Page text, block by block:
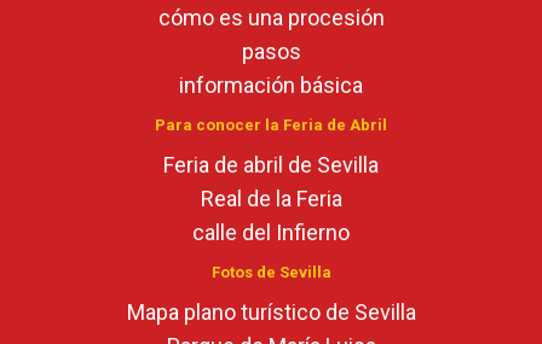
cómo es una procesión
pasos
información básica
Para conocer la Feria de Abril
Feria de abril de Sevilla
Real de la Feria
calle del Infierno
Fotos de Sevilla
Mapa plano turístico de Sevilla